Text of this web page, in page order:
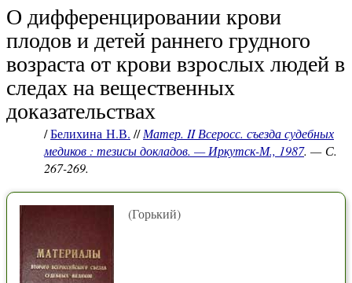
О дифференцировании крови
плодов и детей раннего грудного
возраста от крови взрослых людей в
следах на вещественных
доказательствах
/Белихина Н.В. //Матер. II Всеросс. съезда судебных
медиков : тезисы докладов. — Иркутск-М., 1987. — С.
267-269.
(Горький)